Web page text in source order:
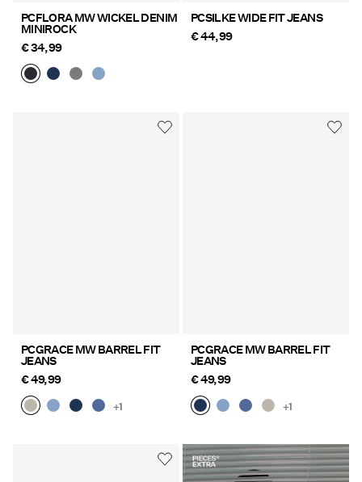
PCFLORA MW WICKEL DENIM
MINIROCK
€ 34,99
PCSILKE WIDE FIT JEANS
€ 44,99
PCGRACE MW BARREL FIT
JEANS
€ 49,99
+1
PCGRACE MW BARREL FIT
JEANS
€ 49,99
+1
https://www.pieces.com/
register=true